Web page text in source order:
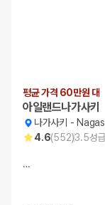
평균 가격 60만원 대
아일랜드나가사키
나가사키 -
4.6(552)3.5성
…